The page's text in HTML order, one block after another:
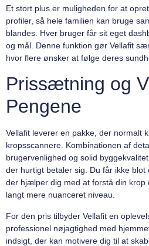
Et stort plus er muligheden for at
profiler, så hele familien kan bruge
blandes. Hver bruger får sit eget
og mål. Denne funktion gør Vellafit
hvor flere ønsker at følge deres
Prissætning og
Pengene
Vellafit leverer en pakke, der normalt
kropsscannere. Kombinationen af
brugervenlighed og solid
der hurtigt betaler sig. Du får ikke
der hjælper dig med at forstå din krop
langt mere nuanceret niveau.
For den pris tilbyder Vellafit en
professionel nøjagtighed med
indsigt, der kan motivere dig til at